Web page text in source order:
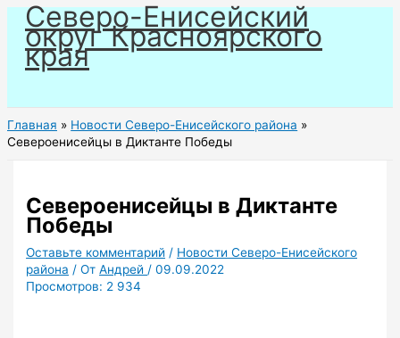
Перейти
содержимому
Северо-Енисейский
округ Красноярского
края
Главная
Новости Северо-Енисейского района
Североенисейцы в Диктанте Победы
Североенисейцы в Диктанте
Победы
Оставьте комментарий / Новости Северо-Енисейского
района / ОтАндрей /09.09.2022
Просмотров: 2 934